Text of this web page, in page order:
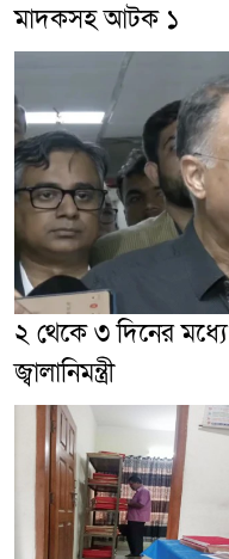
মাদকসহ আটক ১
২ থেকে ৩ দিনের
জ্বালানিমন্ত্রী